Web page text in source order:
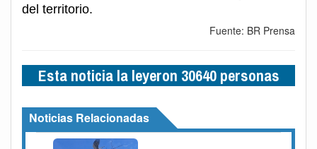
del territorio.
Fuente: BR Prensa
Esta noticia la leyeron 30640 personas
Noticias Relacionadas